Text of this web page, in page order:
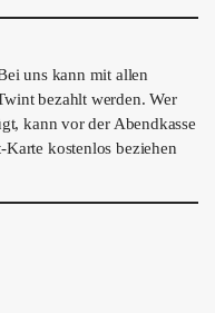
uns kann mit allen
bezahlt werden. Wer
kann vor der Abendkasse
kostenlos beziehen